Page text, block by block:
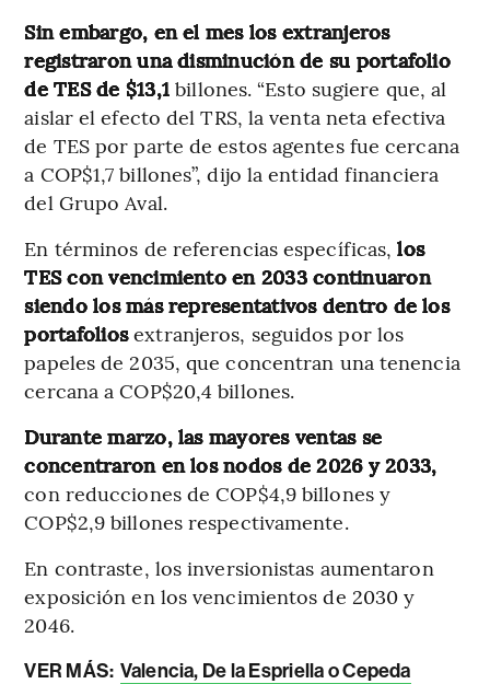
Sin embargo, en el mes los extranjeros
registraron una disminución de su portafolio
de TES de $13,1billones. “Esto sugiere que, al
aislar el efecto del TRS, la venta neta efectiva
de TES por parte de estos agentes fue cercana
a COP$1,7 billones”, dijo la entidad financiera
del Grupo Aval.
En términos de referencias específicas,los
TES con vencimiento en 2033 continuaron
siendo los más representativos dentro de los
portafoliosextranjeros, seguidos por los
papeles de 2035, que concentran una tenencia
cercana a COP$20,4 billones.
Durante marzo, las mayores ventas se
concentraron en los nodos de 2026 y 2033,
con reducciones de COP$4,9 billones y
COP$2,9 billones respectivamente.
En contraste, los inversionistas aumentaron
exposición en los vencimientos de 2030 y
2046.
VER MÁS: Valencia, De la Espriella o Cepeda